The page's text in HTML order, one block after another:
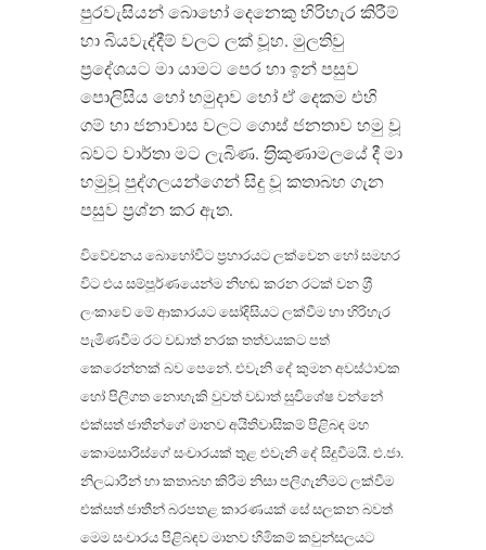
පුරවැසියන් බොහෝ දෙනෙකු හිරිහැර කිරීම්
හා බියවැද්දීම් වලට ලක් වූහ. මුලතිවු
ප‍්‍රදේශයට මා යාමට පෙර හා ඉන් පසුව
පොලිසිය හෝ හමුදාව හෝ ඒ දෙකම එහි
ගම් හා ජනාවාස වලට ගොස් ජනතාව හමු වූ
බවට වාර්තා මට ලැබිණ. ත‍්‍රිකුණාමලයේ දී මා
හමුවූ පුද්ගලයන්ගෙන් සිදු වූ කතාබහ ගැන
පසුව ප‍්‍රශ්න කර ඇත.
විවේචනය බොහෝවිට ප‍්‍රහාරයට ලක්වෙන හෝ සමහර
විට එය සම්පූර්ණයෙන්ම නිහඬ කරන රටක් වන ශ‍්‍රී
ලංකාවේ මේ ආකාරයට සෝදිසියට ලක්වීම හා හිරිහැර
පැමිණවීම රට වඩාත් නරක තත්වයකට පත්
කෙරෙන්නක් බව පෙනේ. එවැනි දේ කුමන අවස්ථාවක
හෝ පිලිගත නොහැකි වුවත් වඩාත් සුවිශේෂ වන්නේ
එක්සත් ජාතීන්ගේ මානව අයිතිවාසිකම් පිළිබඳ මහ
කොමසාරිස්ගේ සංචාරයක් තුළ එවැනි දේ සිදුවීමයි. එ.ජා.
නිලධාරීන් හා කතාබහ කිරීම නිසා පලිගැනීමට ලක්වීම
එක්සත් ජාතීන් බරපතළ කාරණයක් සේ සලකන බවත්
මෙම සංචාරය පිළිබඳව මානව හිමිකම් කවුන්සලයට